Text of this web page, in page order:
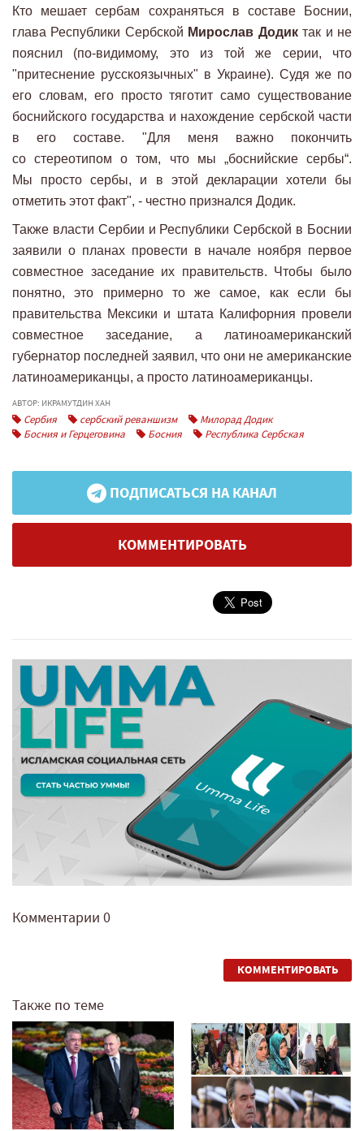
Кто мешает сербам сохраняться в составе Боснии,
глава Республики Сербской Мирослав Додиктак и не
пояснил (по-видимому, это из той же серии, что
"притеснение русскоязычных" в Украине). Судя же по
его словам, его просто тяготит само существование
боснийского государства и нахождение сербской части
в его составе. "Для меня важно покончить
со стереотипом о том, что мы „боснийские сербы“.
Мы просто сербы, и в этой декларации хотели бы
отметить этот факт", - честно признался Додик.
Также власти Сербии и Республики Сербской в Боснии
заявили о планах провести в начале ноября первое
совместное заседание их правительств. Чтобы было
понятно, это примерно то же самое, как если бы
правительства Мексики и штата Калифорния провели
совместное заседание, а латиноамериканский
губернатор последней заявил, что они не американские
латиноамериканцы, а просто латиноамериканцы.
АВТОР: ИКРАМУТДИН ХАН
Сербия сербский реваншизм
Милорад Додик
Босния и Герцеговина
Босния Республика Сербская
ПОДПИСАТЬСЯ НА КАНАЛ
КОММЕНТИРОВАТЬ
Комментарии 0
КОММЕНТИРОВАТЬ
Также по теме